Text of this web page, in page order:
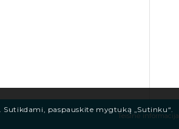
Teisinė informacija
paspauskite mygtuką „Sutinku“.